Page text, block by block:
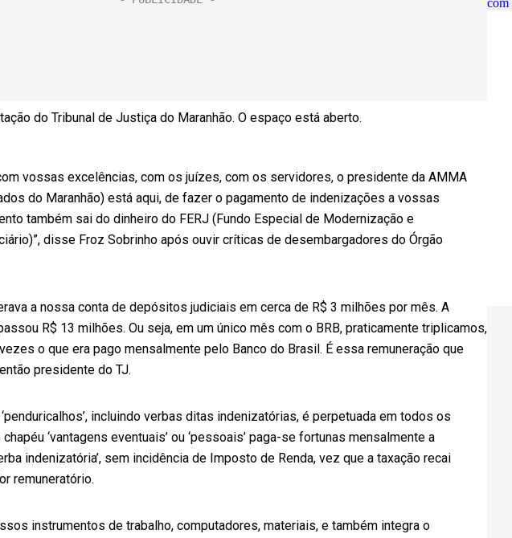
do Tribunal de Justiça do Maranhão. O espaço está aberto.
vossas excelências, com os juízes, com os servidores, o presidente da AMMA
do Maranhão) está aqui, de fazer o pagamento de indenizações a vossas
também sai do dinheiro do FERJ (Fundo Especial de Modernização e
disse Froz Sobrinho após ouvir críticas de desembargadores do Órgão
a nossa conta de depósitos judiciais em cerca de R$ 3 milhões por mês. A
R$ 13 milhões. Ou seja, em um único mês com o BRB, praticamente triplicamos,
o que era pago mensalmente pelo Banco do Brasil. É essa remuneração que
presidente do TJ.
incluindo verbas ditas indenizatórias, é perpetuada em todos os
‘vantagens eventuais’ ou ‘pessoais’ paga-se fortunas mensalmente a
indenizatória’, sem incidência de Imposto de Renda, vez que a taxação recai
remuneratório.
instrumentos de trabalho, computadores, materiais, e também integra o